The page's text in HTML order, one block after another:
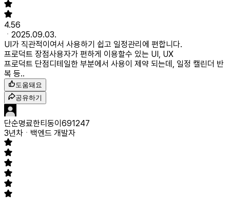
4.56
2025.09.03.
UI가 직관적이여서 사용하기 쉽고 일정관리에 편합니다.
프로덕트 장점사용자가 편하게 이용할수 있는 UI, UX
프로덕트 단점디테일한 부분에서 사용이 제약 되는데, 일정 캘린더 반
복 등..
도움돼요
공유하기
단순명료한티동이691247
3년차
백엔드 개발자